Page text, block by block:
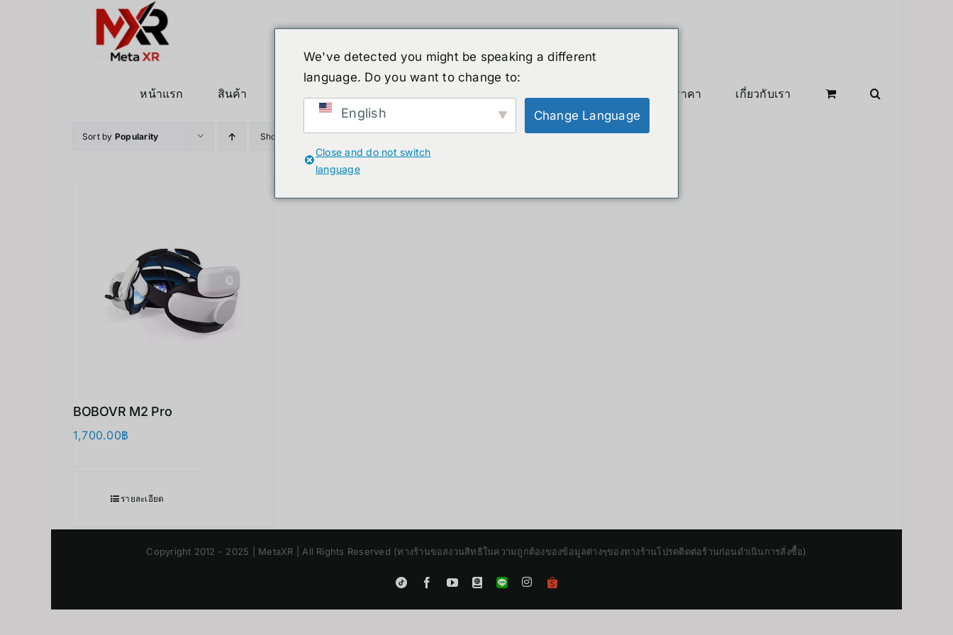
หน้าแรก
สินค้า สินค้าลดราคา เกี่ยวกับเรา
Sort by Popularity Show 24 Products
BOBOVR M2 Pro
1,700.00฿
รายละเอียด
Copyright 2012 - 2025 | MetaXR | All Rights Reserved (ทางร้านขอสงวนสิทธิในความถูกต้องของข้อมูลต่างๆของทางร้านโปรดติดต่อร้านก่อนดำเนินการสั่งซื้อ)
Tiktok FacebookYouTube
Blogger
LINE
Instagram
Shopee
We've detected you might be speaking a different
language. Do you want to change to:
English Change Language
Close and do not switch
language
Japanese